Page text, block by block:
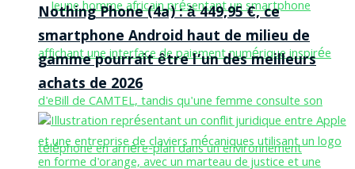
Nothing Phone (4a) : à 449,95 €, ce
smartphone Android haut de milieu de
gamme pourrait être l’un des meilleurs
achats de 2026